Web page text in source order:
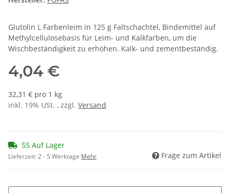
Glutolin L Farbenleim in 125 g Faltschachtel, Bindemittel auf
Methylcellulosebasis für Leim- und Kalkfarben, um die
Wischbeständigkeit zu erhöhen. Kalk- und zementbeständig.
4,04 €
32,31 € pro 1 kg
inkl. 19% USt. , zzgl. Versand
55 Auf Lager
Lieferzeit:2 - 5 Werktage Mehr Frage zum Artikel